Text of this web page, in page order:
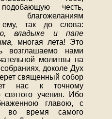
честь,
благожеланиям
ему, так до слова:
владыке и папе
многая лета! Это
возглашаемо нами
молитвы на
доколе Дух
священный собор
нас к точному
святого учения. Ибо
главою, с
во время самого